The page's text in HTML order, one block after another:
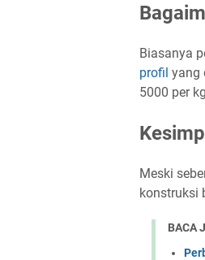
Biasanya
profil yang
5000 per
Meski
konstruksi
BACA